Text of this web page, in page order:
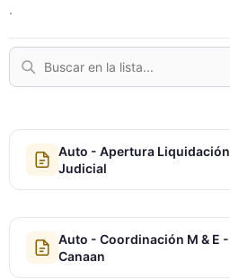
.
Auto - Apertura Liquidación
Judicial
Auto - Coordinación M & E -
Canaan